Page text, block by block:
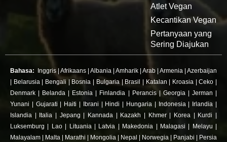
Atlet Vegan
Kecantikan Vegan
Pertanyaan yang
Sering Diajukan
Bahasa: Inggris Afrikaans Albania Amharik Arab Armenia Azerbaijan
Belarusia| Bengali Bosnia Bulgaria| Brasil Katalan Kroasia|Ceko
Denmark
Belanda Estonia Finlandia Perancis| Georgia| Jerman
Yunani
Gujarati Haiti Ibrani Hindi Hungaria Indonesia| Irlandia
Islandia
Italia Jepang Kannada Kazakh Khmer| Korea Kurdi
Luksemburg
Lao| Lituania| Latvia Makedonia Malagasi Melayu
Malayalam
Malta Marathi Mongolia Nepal Norwegia Panjabi
Persia